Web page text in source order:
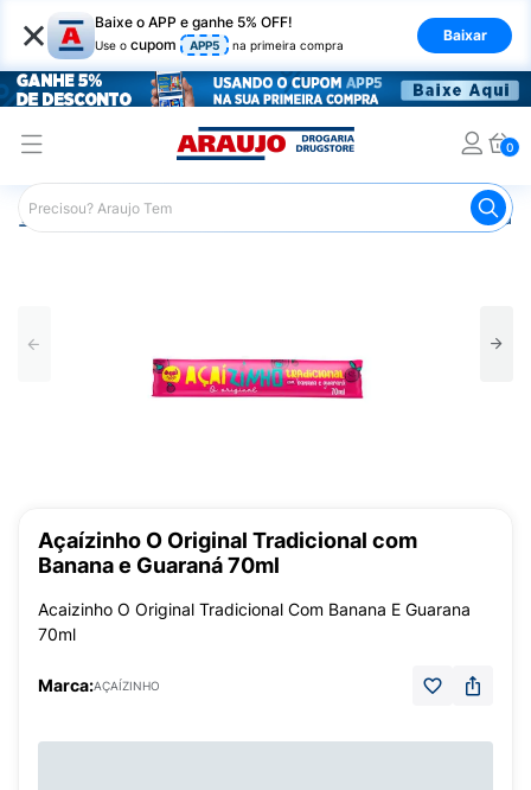
× Baixe o APP e ganhe 5% OFF!
Use o cupom APP5 na primeira compra
Baixar
0
Araujo Mercado Alimentos Congelados e de Geladeira
Açaízinho O Original Tradicional com
Banana e Guaraná 70ml
Acaizinho O Original Tradicional Com Banana E Guarana
70ml
Marca:AÇAÍZINHO